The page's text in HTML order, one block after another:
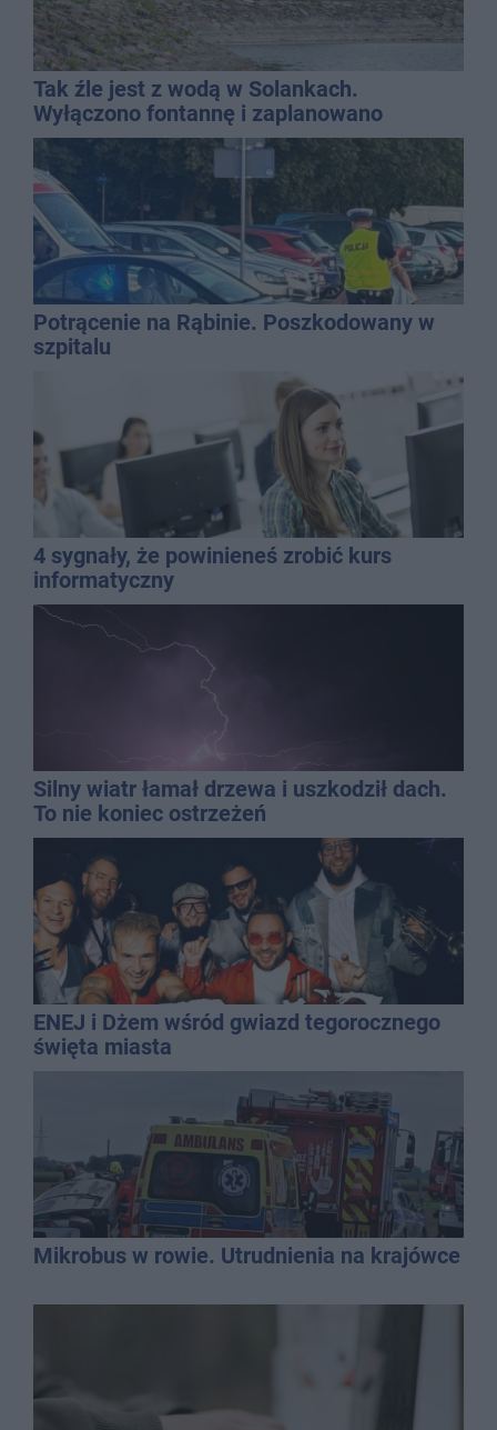
Tak źle jest z wodą w Solankach.
Wyłączono fontannę i zaplanowano
dolewkę
Potrącenie na Rąbinie. Poszkodowany w
szpitalu
4 sygnały, że powinieneś zrobić kurs
informatyczny
Silny wiatr łamał drzewa i uszkodził dach.
To nie koniec ostrzeżeń
ENEJ i Dżem wśród gwiazd tegorocznego
święta miasta
Mikrobus w rowie. Utrudnienia na krajówce